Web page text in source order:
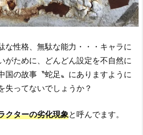
な性格、無駄な能力・・・キャラに
がために、どんどん設定を不自然に
国の故事〝蛇足〟にありますように
失ってないでしょうか？
クターの劣化現象と呼んでます。